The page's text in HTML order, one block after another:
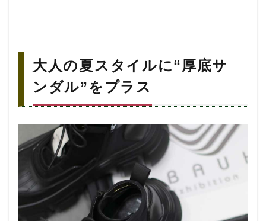
大人の夏スタイルに“厚底サ
ンダル”をプラス